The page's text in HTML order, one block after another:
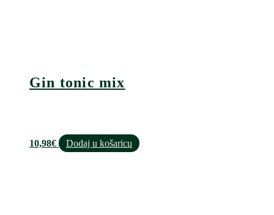
Gin tonic mix
10,98€ Dodaj u košaricu